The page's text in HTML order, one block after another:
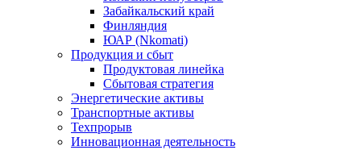
Забайкальский край
Финляндия
ЮАР (Nkomati)
Продукция и сбыт
Продуктовая линейка
Сбытовая стратегия
Энергетические активы
Транспортные активы
Техпрорыв
Инновационная деятельность